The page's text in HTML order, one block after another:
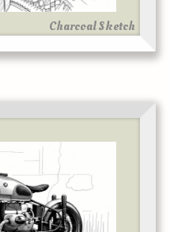
Charcoal Sketch